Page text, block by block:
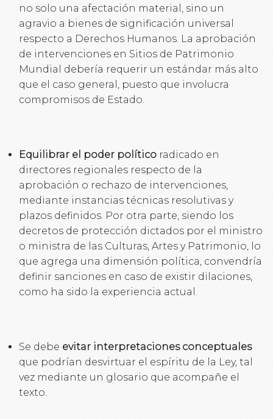
no solo una afectación material, sino un
agravio a bienes de significación universal
respecto a Derechos Humanos. La aprobación
de intervenciones en Sitios de Patrimonio
Mundial debería requerir un estándar más alto
que el caso general, puesto que involucra
compromisos de Estado.
Equilibrar el poder político radicado en
directores regionales respecto de la
aprobación o rechazo de intervenciones,
mediante instancias técnicas resolutivas y
plazos definidos. Por otra parte, siendo los
decretos de protección dictados por el ministro
o ministra de las Culturas, Artes y Patrimonio, lo
que agrega una dimensión política, convendría
definir sanciones en caso de existir dilaciones,
como ha sido la experiencia actual.
Se debe evitar interpretaciones conceptuales
que podrían desvirtuar el espíritu de la Ley, tal
vez mediante un glosario que acompañe el
texto.